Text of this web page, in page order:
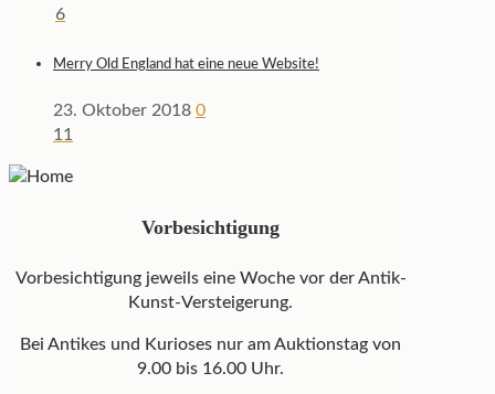
6
Merry Old England hat eine neue Website!
23. Oktober 2018 0
11
Vorbesichtigung
Vorbesichtigung jeweils eine Woche vor der Antik-
Kunst-Versteigerung.
Bei Antikes und Kurioses nur am Auktionstag von
9.00 bis 16.00 Uhr.